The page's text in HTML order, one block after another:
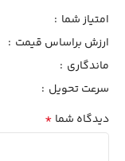
امتیاز شما
ارزش براساس قیمت
ماندگاری
سرعت تحویل
دیدگاه شما *